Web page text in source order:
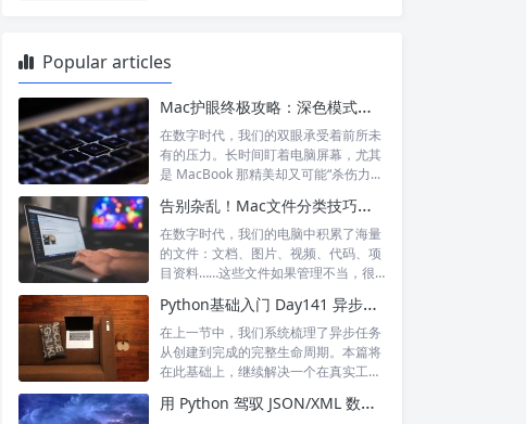
Popular articles
Mac护眼终极攻略：深色模式与多重技巧，打造舒适健康的数字生活
在数字时代，我们的双眼承受着前所未
有的压力。长时间盯着电脑屏幕，尤其
是 MacBook 那精美却又可能“杀伤力...
告别杂乱！Mac文件分类技巧：从入门到精通的标签使用指南
在数字时代，我们的电脑中积累了海量
的文件：文档、图片、视频、代码、项
目资料……这些文件如果管理不当，很
Python基础入门 Day141 异步系统中的优先级调度与资源分配：让重要任务先完成
在上一节中，我们系统梳理了异步任务
从创建到完成的完整生命周期。本篇将
在此基础上，继续解决一个在真实工程
用 Python 驾驭 JSON/XML 数据：高效解析与灵活转换的实践指南